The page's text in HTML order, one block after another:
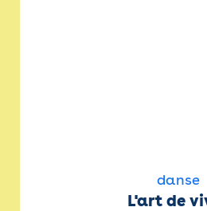
danse
L'art de